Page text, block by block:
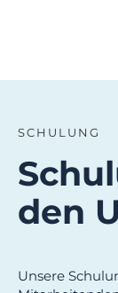
SCHULUNG
den
Unsere